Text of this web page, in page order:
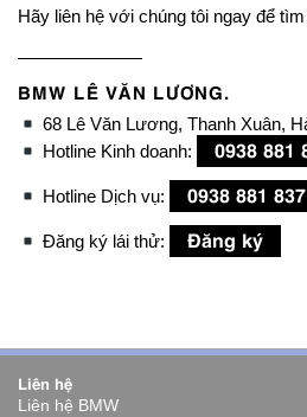
Hãy liên hệ với chúng tôi ngay để
———————
BMW LÊ VĂN LƯƠNG.
68 Lê Văn Lương, Thanh Xuân,
Hotline Kinh doanh:
0938 881
Hotline Dịch vụ: 0938 881 837
Đăng ký lái thử: Đăng ký
Liên hệ
Liên hệ BMW